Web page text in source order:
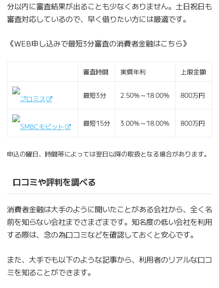
分以内に審査結果が出ることも少なくありません。土日祝日も
審査対応しているので、早く借りたい方には最適です。
《WEB申し込みで最短3分審査の消費者金融はこちら》
審査時間 実質年利 上限金額
プロミス 最短3分 2.50％～18.00％ 800万円
SMBCモビット 最短15分 3.00％～18.00％ 800万円
申込の曜日、時間帯によっては翌日以降の取扱となる場合があります。
口コミや評判を調べる
消費者金融は大手のように聞いたことがある会社から、全く名
前を知らない会社までさまざまです。知名度の低い会社を利用
する際は、念の為口コミなどを確認しておくと安心です。
また、大手でも以下のような記事から、利用者のリアルな口コ
ミを知ることができます。